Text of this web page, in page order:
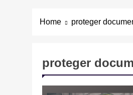
Home proteger
proteger